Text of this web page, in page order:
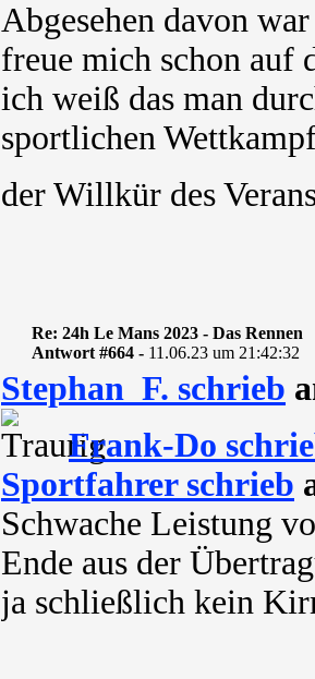
Abgesehen davon
freue mich schon auf
ich weiß das man
sportlichen
der Willkür des
Re: 24h Le Mans 2023 - Das Rennen
Antwort #664 - 11.06.23 um 21:42:32
Stephan_F. schrieb
Frank-Do
Sportfahrer schrieb
Schwache Leistung
Ende aus der
ja schließlich kein